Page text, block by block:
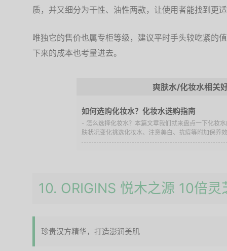
质，并又细分为干性、油性两款，让使用者能找到更
唯独它的售价也属专柜等级，建议平时手头较吃紧的
下来的成本也考量进去。
爽肤水/化妆水相关
如何选购化妆水？化妆水选购指南
- 怎么选择化妆水？本篇文章我们就来盘点一下化妆
肤状况变化挑选化妆水、注意美白、抗痘等附加保养
10. ORIGINS 悦木之源 10倍灵
珍贵汉方精华，打造澎润美肌